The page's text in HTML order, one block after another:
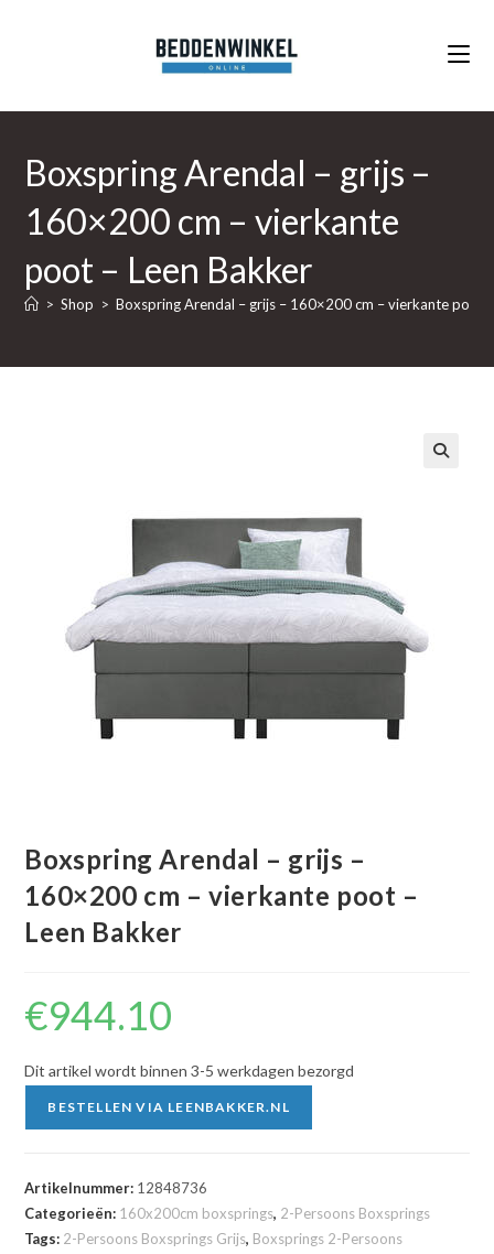
Boxspring Arendal – grijs –
160×200 cm – vierkante
poot – Leen Bakker
> Shop > Boxspring Arendal – grijs – 160×200 cm – vierkante poot
Boxspring Arendal – grijs –
160×200 cm – vierkante poot –
Leen Bakker
€944.10
Dit artikel wordt binnen 3-5 werkdagen bezorgd
BESTELLEN VIA LEENBAKKER.NL
Artikelnummer: 12848736
Categorieën: 160x200cm boxsprings, 2-Persoons Boxsprings
Tags: 2-Persoons Boxsprings Grijs, Boxsprings 2-Persoons